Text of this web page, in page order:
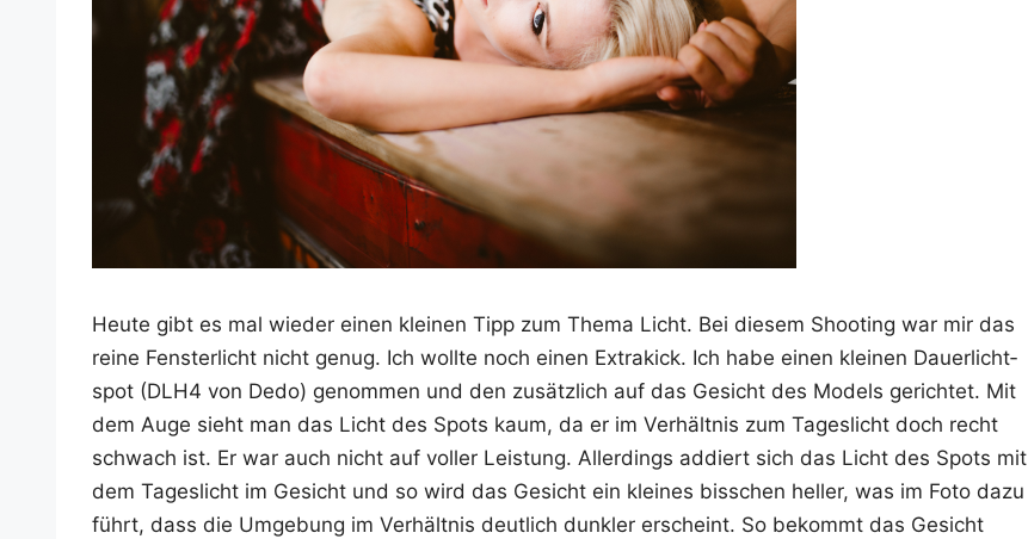
Heu­te gibt es mal wie­der einen klei­nen Tipp zum The­ma Licht. Bei die­sem Shoo­ting war mir das
rei­ne Fens­ter­licht nicht genug. Ich woll­te noch einen Extra­kick. Ich habe einen klei­nen Dau­er­licht­
spot (DLH4 von Dedo) genom­men und den zusätz­lich auf das Gesicht des Models gerich­tet. Mit
dem Auge sieht man das Licht des Spots kaum, da er im Ver­hält­nis zum Tages­licht doch recht
schwach ist. Er war auch nicht auf vol­ler Leis­tung. Aller­dings addiert sich das Licht des Spots mit
dem Tages­licht im Gesicht und so wird das Gesicht ein klei­nes biss­chen hel­ler, was im Foto dazu
führt, dass die Umge­bung im Ver­hält­nis deut­lich dunk­ler erscheint. So bekommt das Gesicht